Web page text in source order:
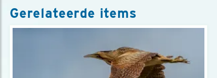
Gerelateerde items